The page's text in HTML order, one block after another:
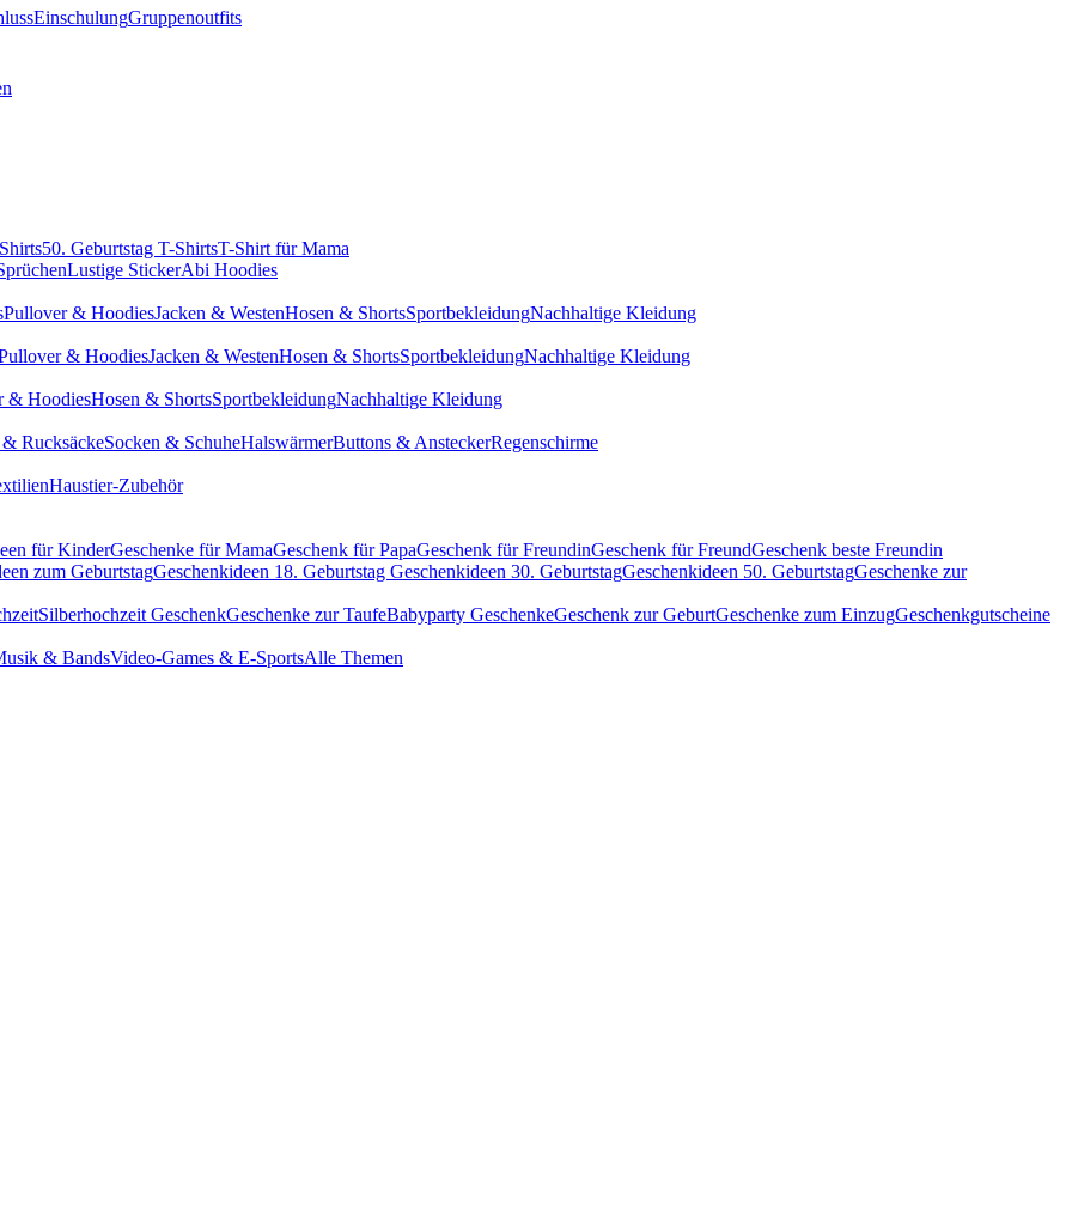
EinschulungGruppenoutfits
50. Geburtstag T-ShirtsT-Shirt für Mama
Lustige StickerAbi Hoodies
Pullover & HoodiesJacken & WestenHosen & ShortsSportbekleidungNachhaltige Kleidung
& HoodiesJacken & WestenHosen & ShortsSportbekleidungNachhaltige Kleidung
& HoodiesHosen & ShortsSportbekleidungNachhaltige Kleidung
& RucksäckeSocken & SchuheHalswärmerButtons & AnsteckerRegenschirme
Haustier-Zubehör
für KinderGeschenke für MamaGeschenk für PapaGeschenk für FreundinGeschenk für FreundGeschenk beste Freundin
zum GeburtstagGeschenkideen 18. Geburtstag Geschenkideen 30. GeburtstagGeschenkideen 50. GeburtstagGeschenke zur
Silberhochzeit GeschenkGeschenke zur TaufeBabyparty GeschenkeGeschenk zur GeburtGeschenke zum EinzugGeschenkgutscheine
& BandsVideo-Games & E-SportsAlle Themen